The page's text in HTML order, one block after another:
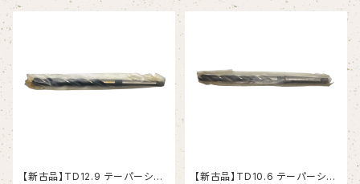
【新古品】TD12.9 テーパーシャ
【新古品】TD10.6 テーパーシャ